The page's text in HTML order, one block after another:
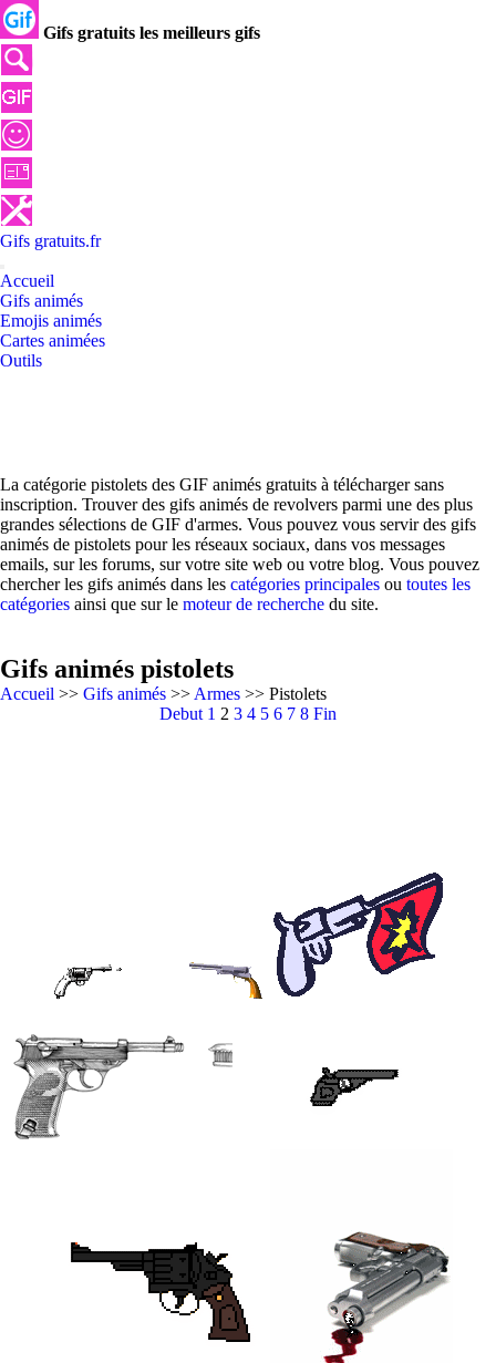
Gifs gratuits les meilleurs gifs
Gifs gratuits.fr
Accueil
Gifs animés
Emojis animés
Cartes animées
Outils
La catégorie pistolets des GIF animés gratuits à télécharger sans
inscription. Trouver des gifs animés de revolvers parmi une des plus
grandes sélections de GIF d'armes. Vous pouvez vous servir des gifs
animés de pistolets pour les réseaux sociaux, dans vos messages
emails, sur les forums, sur votre site web ou votre blog. Vous pouvez
chercher les gifs animés dans les catégories principales ou toutes les
catégories ainsi que sur le moteur de recherche du site.
Gifs animés pistolets
Accueil >> Gifs animés >> Armes >> Pistolets
Debut 1 2 3 4 5 6 7 8 Fin